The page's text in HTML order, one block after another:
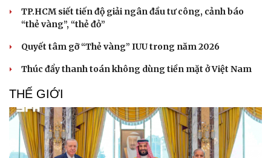
TP.HCM siết tiến độ giải ngân đầu tư công, cảnh báo
“thẻ vàng”, “thẻ đỏ”
Quyết tâm gỡ “Thẻ vàng” IUU trong năm 2026
Thúc đẩy thanh toán không dùng tiền mặt ở Việt Nam
THẾ GIỚI